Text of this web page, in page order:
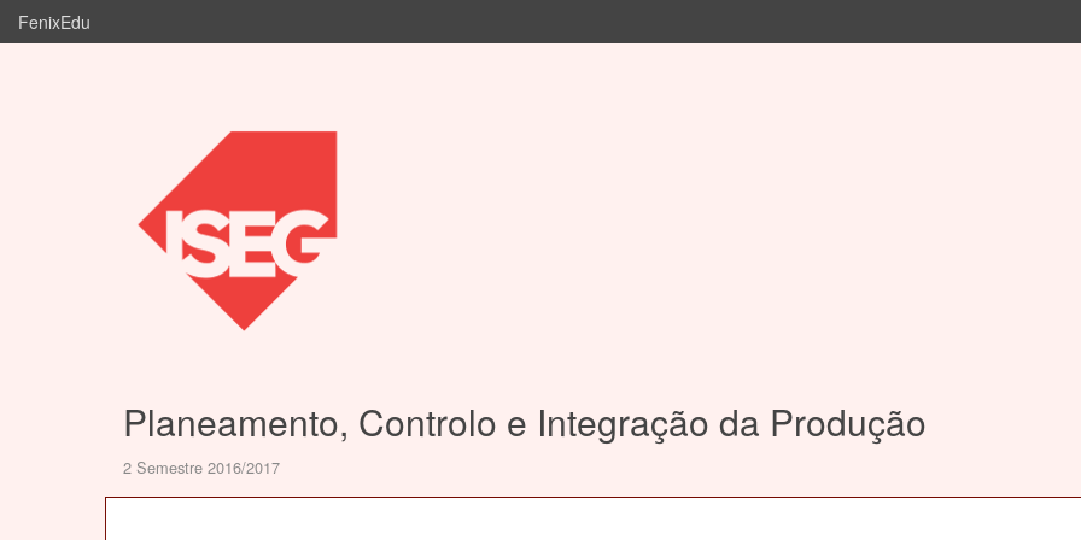
FenixEdu
Planeamento, Controlo e Integração da Produção
2 Semestre 2016/2017